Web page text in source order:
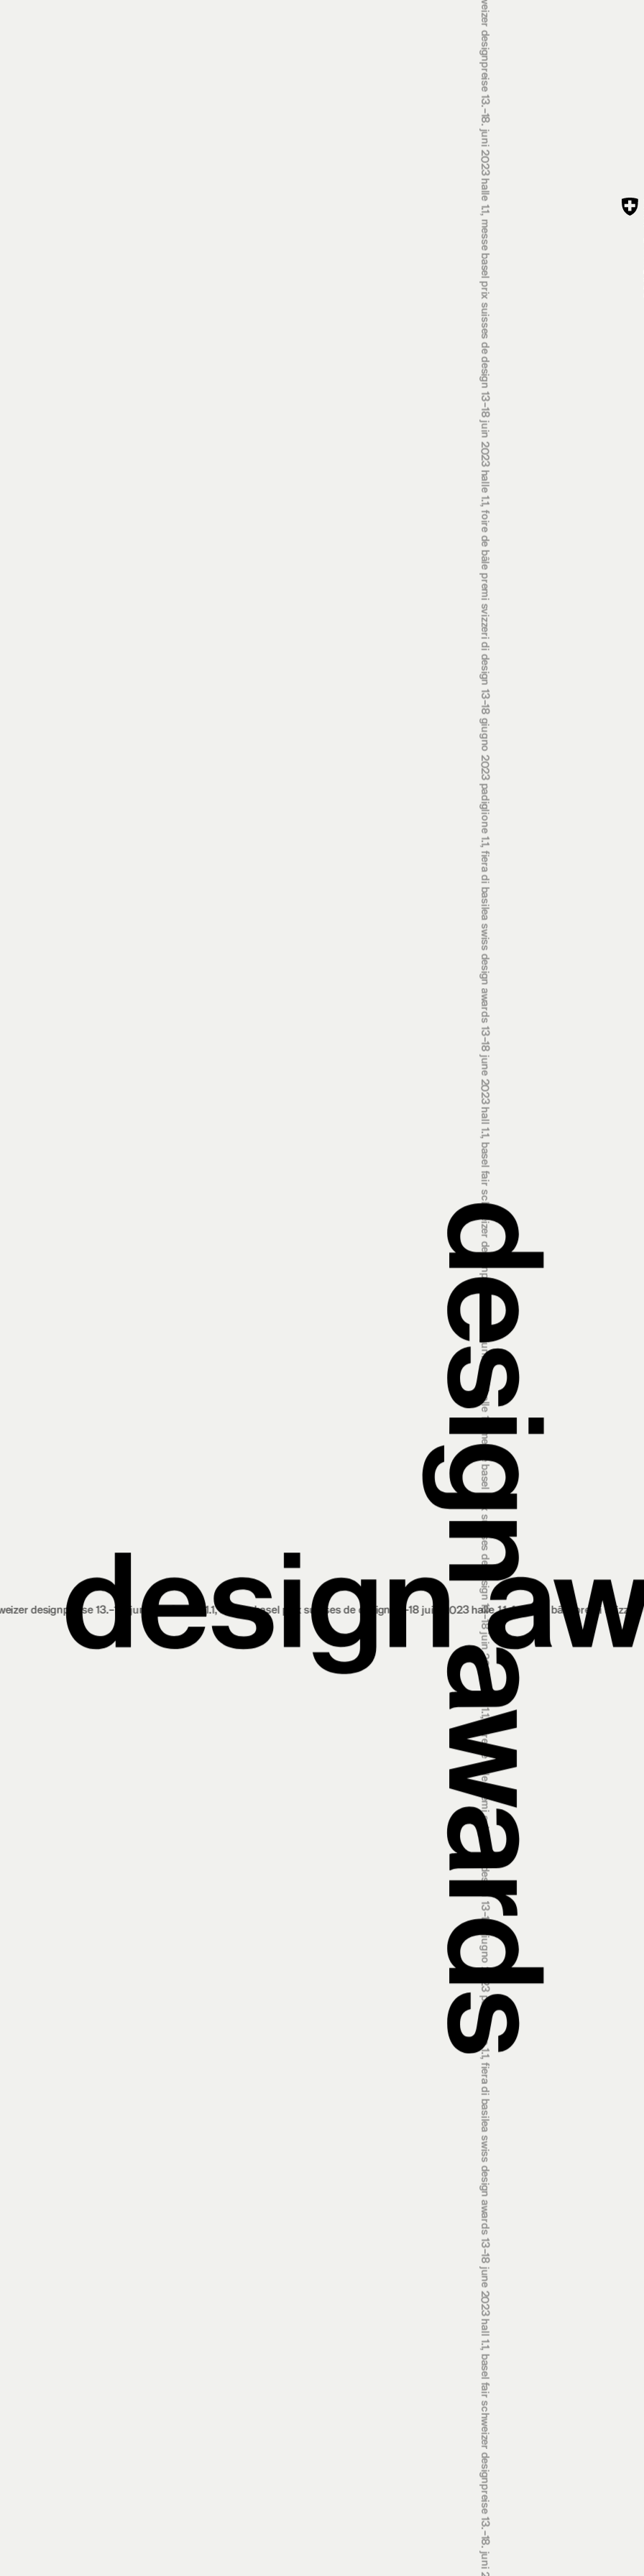
13.‒18. juni 2023 halle 1.1, messe basel prix suisses de design 13‒18 juin 2023 halle 1.1, foire de bâle premi svizzeri di design
schweizer designpreise 13.‒18. juni 2023 halle 1.1, messe basel
prix suisses de design 13‒18 juin 2023 halle 1.1, foire de bâle
premi svizzeri di design 13‒18 giugno 2023 padiglione 1.1, fiera di basilea
swiss design awards 13‒18 june 2023 hall 1.1, basel fair
schweizer designpreise 13.‒18. juni 2023 halle 1.1, messe basel
prix suisses de design 13‒18 juin 2023 halle 1.1, foire de bâle
premi svizzeri di design 13‒18 giugno 2023 padiglione 1.1, fiera di basilea
swiss design awards 13‒18 june 2023 hall 1.1, basel fair
schweizer designpreise 13.‒18. juni 2023 halle 1.1, messe basel